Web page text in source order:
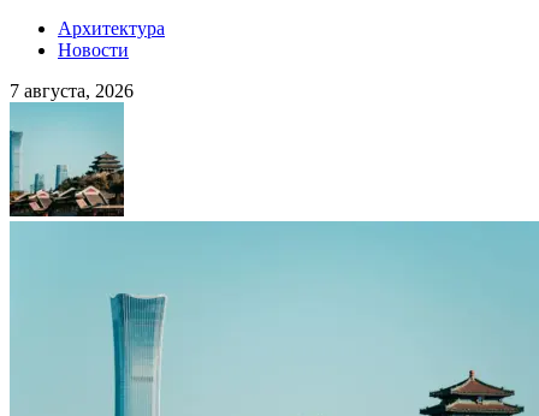
Архитектура
Новости
7 августа, 2026